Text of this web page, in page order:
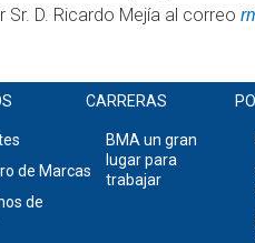
Sr. D. Ricardo Mejía al correo
de Marcas
de
CARRERAS
BMA un gran
lugar para
trabajar